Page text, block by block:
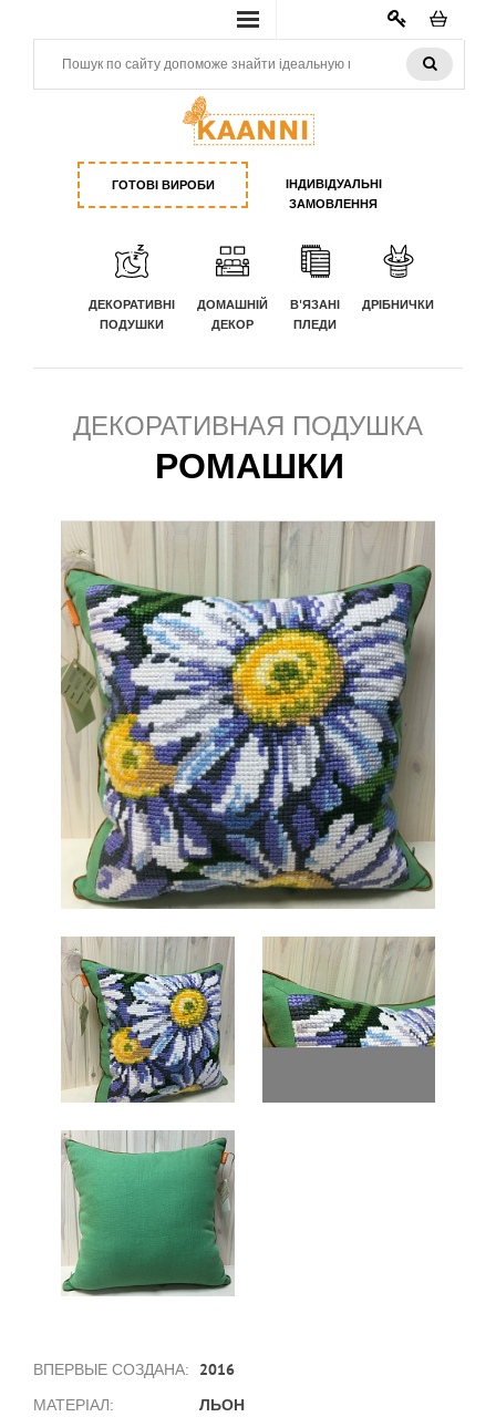
КАБИНЕТ
ГОТОВІ ВИРОБИ
ІНДИВІДУАЛЬНІ
ЗАМОВЛЕННЯ
ДЕКОРАТИВНІ
ПОДУШКИ
ДОМАШНІЙ
ДЕКОР
В'ЯЗАНІ
ПЛЕДИ
ДРІБНИЧКИ
ДЕКОРАТИВНАЯ ПОДУШКА
РОМАШКИ
ВПЕРВЫЕ СОЗДАНА: 2016
МАТЕРІАЛ: ЛЬОН